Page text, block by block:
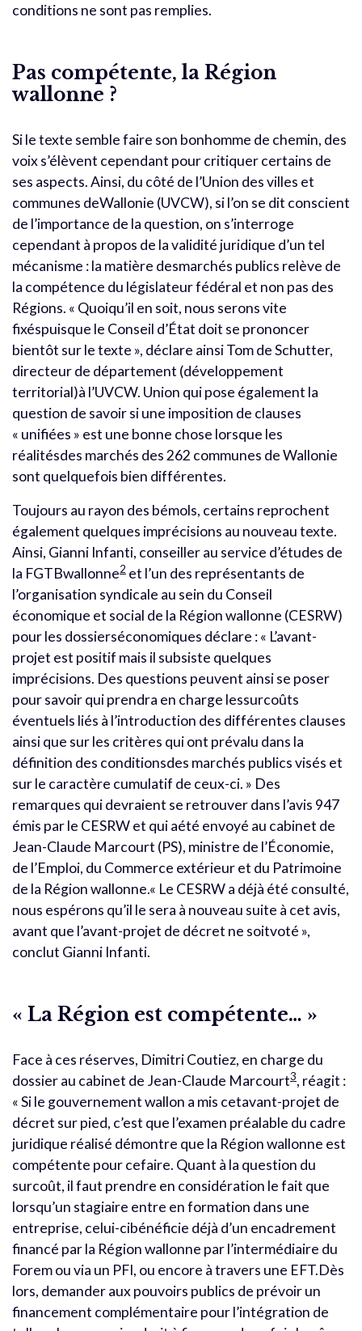
conditions ne sont pas remplies.
Pas compétente, la Région
wallonne ?
Si le texte semble faire son bonhomme de chemin, des
voix s’élèvent cependant pour critiquer certains de
ses aspects. Ainsi, du côté de l’Union des villes et
communes deWallonie (UVCW), si l’on se dit conscient
de l’importance de la question, on s’interroge
cependant à propos de la validité juridique d’un tel
mécanisme : la matière desmarchés publics relève de
la compétence du législateur fédéral et non pas des
Régions. « Quoiqu’il en soit, nous serons vite
fixéspuisque le Conseil d’État doit se prononcer
bientôt sur le texte », déclare ainsi Tom de Schutter,
directeur de département (développement
territorial)à l’UVCW. Union qui pose également la
question de savoir si une imposition de clauses
« unifiées » est une bonne chose lorsque les
réalitésdes marchés des 262 communes de Wallonie
sont quelquefois bien différentes.
Toujours au rayon des bémols, certains reprochent
également quelques imprécisions au nouveau texte.
Ainsi, Gianni Infanti, conseiller au service d’études de
la FGTBwallonne2 et l’un des représentants de
l’organisation syndicale au sein du Conseil
économique et social de la Région wallonne (CESRW)
pour les dossierséconomiques déclare : « L’avant-
projet est positif mais il subsiste quelques
imprécisions. Des questions peuvent ainsi se poser
pour savoir qui prendra en charge lessurcoûts
éventuels liés à l’introduction des différentes clauses
ainsi que sur les critères qui ont prévalu dans la
définition des conditionsdes marchés publics visés et
sur le caractère cumulatif de ceux-ci. » Des
remarques qui devraient se retrouver dans l’avis 947
émis par le CESRW et qui aété envoyé au cabinet de
Jean-Claude Marcourt (PS), ministre de l’Économie,
de l’Emploi, du Commerce extérieur et du Patrimoine
de la Région wallonne.« Le CESRW a déjà été consulté,
nous espérons qu’il le sera à nouveau suite à cet avis,
avant que l’avant-projet de décret ne soitvoté »,
conclut Gianni Infanti.
« La Région est compétente… »
Face à ces réserves, Dimitri Coutiez, en charge du
dossier au cabinet de Jean-Claude Marcourt3, réagit :
« Si le gouvernement wallon a mis cetavant-projet de
décret sur pied, c’est que l’examen préalable du cadre
juridique réalisé démontre que la Région wallonne est
compétente pour cefaire. Quant à la question du
surcoût, il faut prendre en considération le fait que
lorsqu’un stagiaire entre en formation dans une
entreprise, celui-cibénéficie déjà d’un encadrement
financé par la Région wallonne par l’intermédiaire du
Forem ou via un PFI, ou encore à travers une EFT.Dès
lors, demander aux pouvoirs publics de prévoir un
financement complémentaire pour l’intégration de